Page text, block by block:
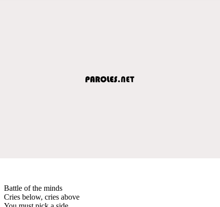
Battle of the minds
Cries below, cries above